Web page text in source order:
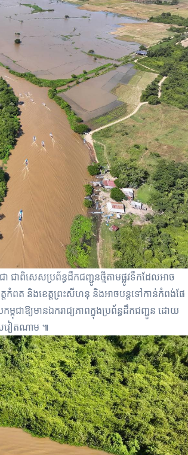
ជាពិសេស​ប្រព័ន្ធដឹកជញ្ជូនថ្មីតាម​ផ្លូវទឹក​ដែលអាច​
ត្ត​កំពត និងខេត្ត​ព្រះសីហនុ និងអាច​បន្ត​ទៅកាន់កំពង់​ផែ
ពុជា​ឱ្យមានឯករាជ្យ​ភាព​ក្នុងប្រព័ន្ធដឹកជញ្ជូន​ ដោយ​
ស​វៀតណាម ៕